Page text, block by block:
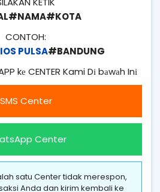
CONTOH:
PULSA#BANDUNG
kе CENTER Kami Dі bаwаh Inі
SMS Center
Center
satu Center tidak merespon,
Anda dan kirim kembali ke